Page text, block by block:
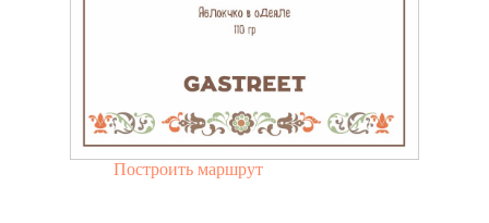
Построить маршрут